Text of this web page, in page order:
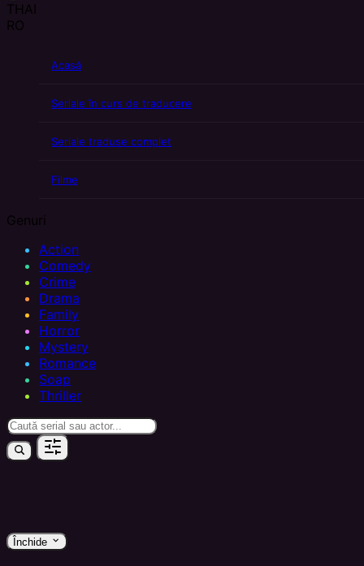
THAI
RO
Acasă
Seriale în curs de traducere
Seriale traduse complet
Filme
Genuri
Action
Comedy
Crime
Drama
Family
Horror
Mystery
Romance
Soap
Thriller
Închide keyboard_arrow_down